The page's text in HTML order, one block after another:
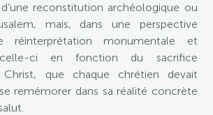
d’une reconstitution archéologique ou
mais, dans une perspective
réinterprétation monumentale et
ci en fonction du sacrifice
que chaque chrétien devait
remémorer dans sa réalité concrète